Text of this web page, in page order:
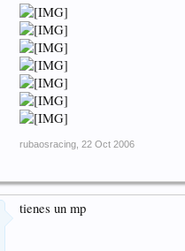
rubaosracing 22 Oct 2006
tienes un mp